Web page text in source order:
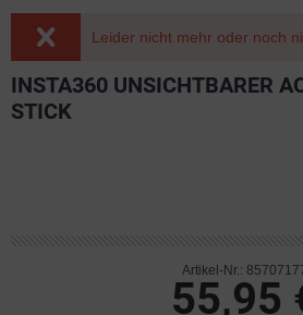
Leider nicht mehr oder noch
INSTA360 UNSICHTBARER
STICK
Artikel-Nr.:
55,95